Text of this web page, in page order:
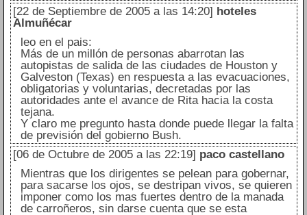
[22 de Septiembre de 2005 a las 14:20] hoteles
Almuñécar
leo en el pais:
Más de un millón de personas abarrotan las
autopistas de salida de las ciudades de Houston y
Galveston (Texas) en respuesta a las evacuaciones,
obligatorias y voluntarias, decretadas por las
autoridades ante el avance de Rita hacia la costa
tejana.
Y claro me pregunto hasta donde puede llegar la falta
de previsión del gobierno Bush.
[06 de Octubre de 2005 a las 22:19] paco castellano
Mientras que los dirigentes se pelean para gobernar,
para sacarse los ojos, se destripan vivos, se quieren
imponer como los mas fuertes dentro de la manada
de carroñeros, sin darse cuenta que se esta